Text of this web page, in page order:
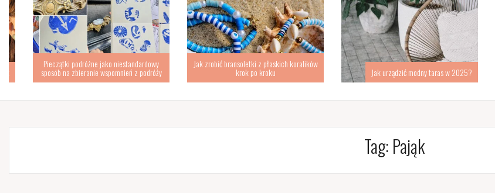
Pieczątki podróżne jako niestandardowy
sposób na zbieranie wspomnień z podróży
Jak zrobić bransoletki z płaskich koralików
krok po kroku Jak urządzić modny taras w 2025?
Tag: Pająk